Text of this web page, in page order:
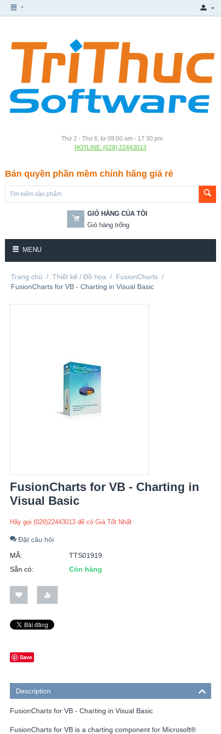
Thứ 2 - Thứ 6, từ 08:00 am - 17:30 pm
HOTLINE: (028) 22443013
Bản quyền phần mềm chính hãng giá rẻ
GIỎ HÀNG CỦA TÔI
Giỏ hàng trống
MENU
Trang chủ / Thiết kế / Đồ họa / FusionCharts /
FusionCharts for VB - Charting in Visual Basic
FusionCharts for VB - Charting in
Visual Basic
Hãy gọi (028)22443013 để có Giá Tốt Nhất
Đặt câu hỏi
MÃ:
TTS01919
Sẵn có:
Còn hàng
Save
Description
FusionCharts for VB - Charting in Visual Basic
FusionCharts for VB is a charting component for Microsoft®